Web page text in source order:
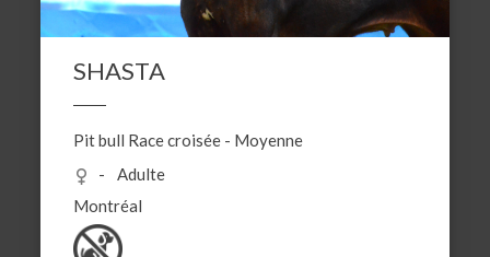
SHASTA
Pit bull Race croisée - Moyenne
Adulte
Montréal